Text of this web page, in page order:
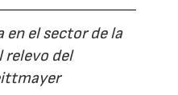
en el sector de la
del